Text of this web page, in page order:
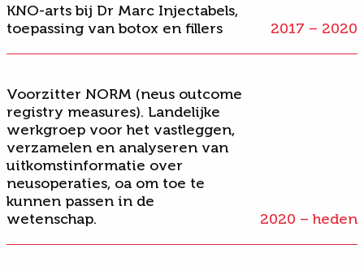
KNO-arts bij Dr Marc Injectabels,
toepassing van botox en fillers
2017 – 2020
Voorzitter NORM (neus outcome
registry measures). Landelijke
werkgroep voor het vastleggen,
verzamelen en analyseren van
uitkomstinformatie over
neusoperaties, oa om toe te
kunnen passen in de
wetenschap.
2020 – heden